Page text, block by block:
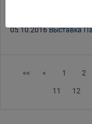
05.10.2016Выставка
<< < 1 2
11 12